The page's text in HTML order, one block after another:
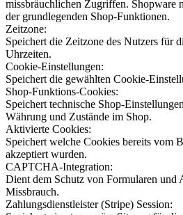
missbräuchlichen Zugriffen. Shopware
der grundlegenden Shop-Funktionen.
Zeitzone:
Speichert die Zeitzone des Nutzers für
Uhrzeiten.
Cookie-Einstellungen:
Speichert die gewählten Cookie-
Shop-Funktions-Cookies:
Speichert technische Shop-
Währung und Zustände im Shop.
Aktivierte Cookies:
Speichert welche Cookies bereits vom
akzeptiert wurden.
CAPTCHA-Integration:
Dient dem Schutz von Formularen und
Missbrauch.
Zahlungsdienstleister (Stripe) Session: